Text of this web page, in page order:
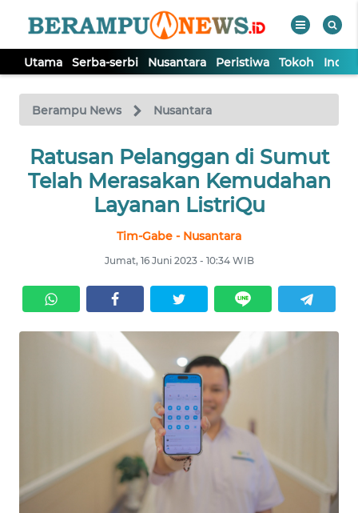
Utama Serba-serbi Nusantara Peristiwa Tokoh
Berampu News Nusantara
Ratusan Pelanggan di Sumut
Telah Merasakan Kemudahan
Layanan ListriQu
Tim-Gabe - Nusantara
Jumat, 16 Juni 2023 - 10:34 WIB
Tutup
UTAMA
PERISTIWA
KONTAK
KAMI